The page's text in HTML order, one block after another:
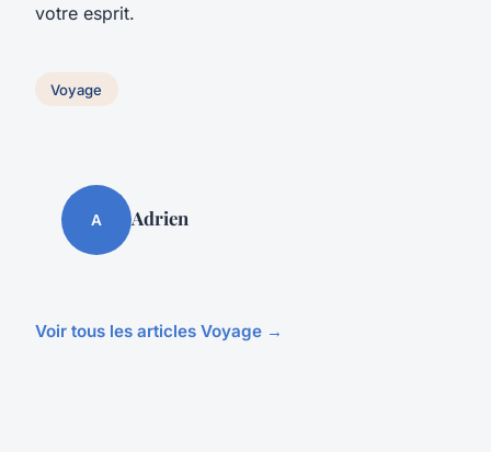
votre esprit.
Voyage
A Adrien
Voir tous les articles Voyage →